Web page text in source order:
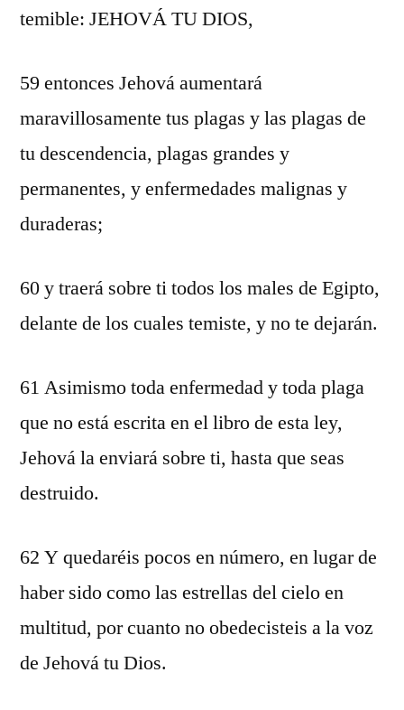
temible: JEHOVÁ TU DIOS,
59 entonces Jehová aumentará
maravillosamente tus plagas y las plagas de
tu descendencia, plagas grandes y
permanentes, y enfermedades malignas y
duraderas;
60 y traerá sobre ti todos los males de Egipto,
delante de los cuales temiste, y no te dejarán.
61 Asimismo toda enfermedad y toda plaga
que no está escrita en el libro de esta ley,
Jehová la enviará sobre ti, hasta que seas
destruido.
62 Y quedaréis pocos en número, en lugar de
haber sido como las estrellas del cielo en
multitud, por cuanto no obedecisteis a la voz
de Jehová tu Dios.